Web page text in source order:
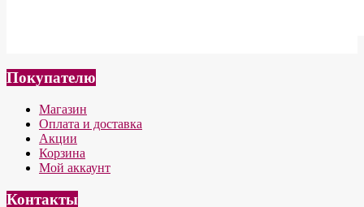
Покупателю
Магазин
Оплата и доставка
Акции
Корзина
Мой аккаунт
Контакты